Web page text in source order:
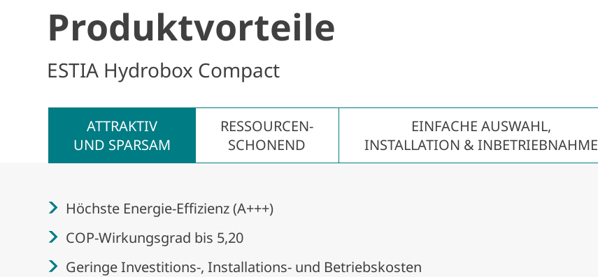
Produktvorteile
ESTIA Hydrobox Compact
ATTRAKTIV
UND SPARSAM
RESSOURCEN­
SCHONEND
EINFACHE AUSWAHL,
INSTALLATION & INBETRIEBNAHME
Höchste Energie-Effizienz (A+++)
COP-Wirkungsgrad bis 5,20
Geringe Investitions-, Installations- und Betriebskosten